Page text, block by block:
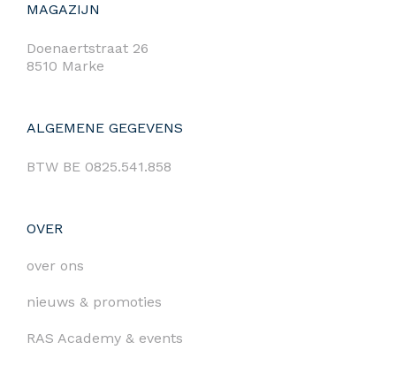
MAGAZIJN
Doenaertstraat 26
8510 Marke
ALGEMENE GEGEVENS
BTW BE 0825.541.858
OVER
over ons
nieuws & promoties
RAS Academy & events